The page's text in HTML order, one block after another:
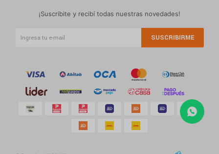
¡Suscribite y recibí todas nuestras novedades!
SUSCRIBIRME